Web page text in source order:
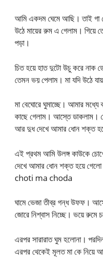
আমি একদম ঘেমে আছি। তাই গা
উঠে মায়ের রুম এ গেলাম। গিয়ে
পড়া।
চিত হয়ে হাত দুটো উচু করে নাক
তেমন ভয় পেলাম। মা যদি উঠে
মা বেঘোরে ঘুমাচ্ছে। আমার
কাছে গেলাম। আস্তে ডাকলাম।
আর দুধ দেখে আমার ধোন শক্ত
এই প্রথম আমি উলঙ্গ কাউকে
দেখে আমার ধোন শক্ত হয়ে
choti ma choda
ঘামে ভেজা তীব্র গন্ধ উফফ।
জোরে নিশ্বাস নিচ্ছে। ভয়ে রুমে
এরপর সারারাত ঘুম হলোনা।
এরপর থেকেই মূলত মা কে নিয়ে